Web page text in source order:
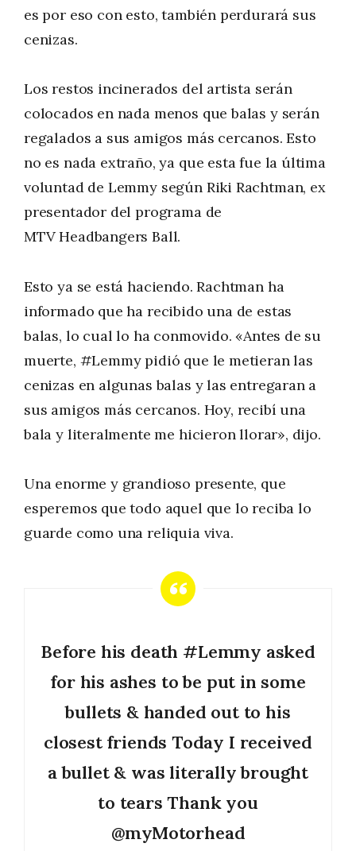
es por eso con esto, también perdurará sus
cenizas.
Los restos incinerados del artista serán
colocados en nada menos que balas y serán
regalados a sus amigos más cercanos. Esto
no es nada extraño, ya que esta fue la última
voluntad de Lemmy según Riki Rachtman, ex
presentador del programa de
MTV Headbangers Ball.
Esto ya se está haciendo. Rachtman ha
informado que ha recibido una de estas
balas, lo cual lo ha conmovido. «Antes de su
muerte, #Lemmy pidió que le metieran las
cenizas en algunas balas y las entregaran a
sus amigos más cercanos. Hoy, recibí una
bala y literalmente me hicieron llorar», dijo.
Una enorme y grandioso presente, que
esperemos que todo aquel que lo reciba lo
guarde como una reliquia viva.
Before his death #Lemmy asked
for his ashes to be put in some
bullets & handed out to his
closest friends Today I received
a bullet & was literally brought
to tears Thank you
@myMotorhead